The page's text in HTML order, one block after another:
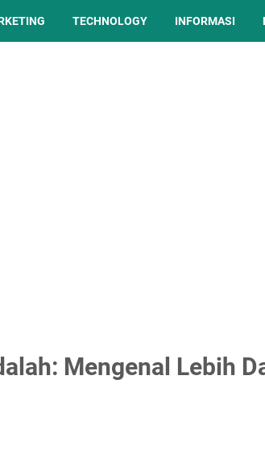
TECHNOLOGY INFORMASI
Mengenal Lebih